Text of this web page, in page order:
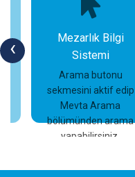
‹
Mezarlık Bilgi
Sistemi
Arama butonu
sekmesini aktif edip
Mevta Arama
bölümünden arama
yapabilirsiniz.
İncele